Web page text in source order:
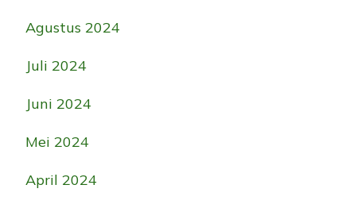
Agustus 2024
Juli 2024
Juni 2024
Mei 2024
April 2024